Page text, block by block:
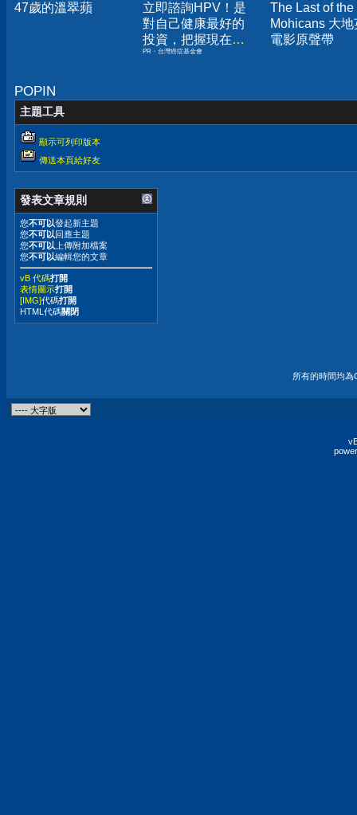
47歲的溫翠蘋
立即諮詢HPV！是
對自己健康最好的
投資，把握現在不
嫌晚！
PR・台灣癌症基金會
The Last of the
Mohicans 大地
電影原聲帶
POPIN
主題工具
顯示可列印版本
傳送本頁給好友
發表文章規則
您不可以發起新主題
您不可以回應主題
您不可以 上傳附加檔案
您不可以編輯您的文章
vB 代碼打開
表情圖示打開
[IMG]代碼打開
HTML代碼關閉
所有的時間均為